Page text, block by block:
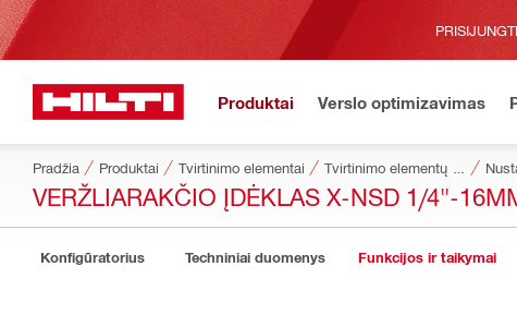
Produktai Verslo optimizavimas
Pradžia Produktai Tvirtinimo elementai
VERŽLIARAKČIO ĮDĖKLAS X-NSD 1/4"-
Konfigūratorius Techniniai duomenys Funkcijos ir taikymai